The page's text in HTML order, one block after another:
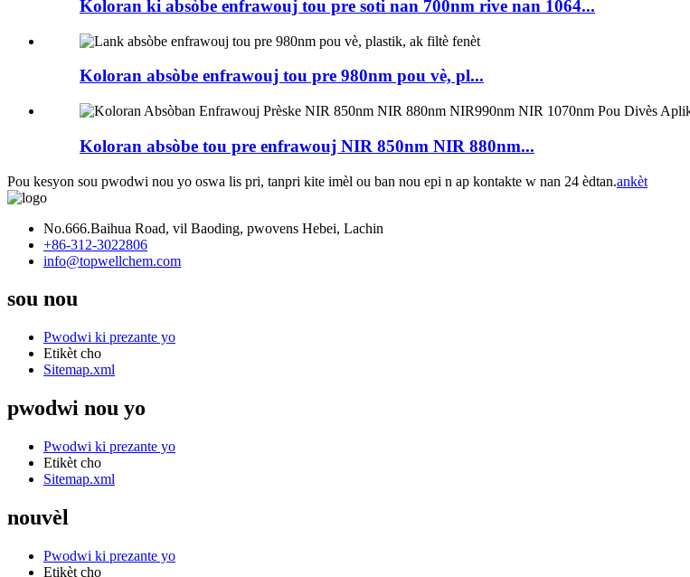
Koloran ki absòbe enfrawouj tou pre soti nan 700nm rive nan 1064...
Koloran absòbe enfrawouj tou pre 980nm pou vè, pl...
Koloran absòbe tou pre enfrawouj NIR 850nm NIR 880nm...
Pou kesyon sou pwodwi nou yo oswa lis pri, tanpri kite imèl ou ban nou epi n ap kontakte w nan 24 èdtan.ankèt
No.666.Baihua Road, vil Baoding, pwovens Hebei, Lachin
+86-312-3022806
info@topwellchem.com
sou nou
Pwodwi ki prezante yo
Etikèt cho
Sitemap.xml
pwodwi nou yo
Pwodwi ki prezante yo
Etikèt cho
Sitemap.xml
nouvèl
Pwodwi ki prezante yo
Etikèt cho